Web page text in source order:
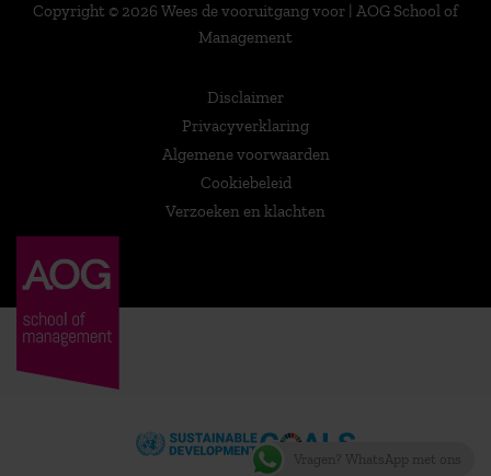
Copyright © 2026 Wees de vooruitgang voor | AOG School of
Management
Disclaimer
Privacyverklaring
Algemene voorwaarden
Cookiebeleid
Verzoeken en klachten
Vragen? WhatsApp met ons